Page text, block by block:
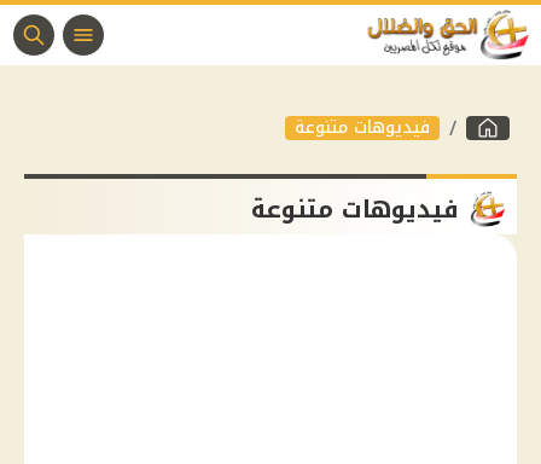
فيديوهات متنوعة
فيديوهات متنوعة